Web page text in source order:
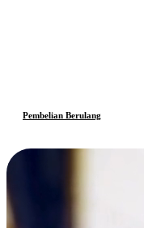
Pembelian Berulang